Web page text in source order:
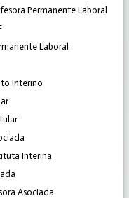
Permanente Laboral
Laboral
Interino
Interina
Asociada